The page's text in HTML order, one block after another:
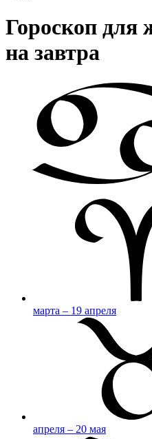
Гороскоп
на завтра
марта – 19 апреля
апреля – 20 мая